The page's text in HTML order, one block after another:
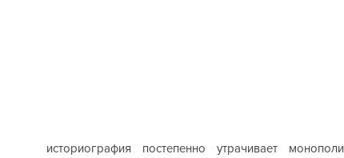
историография постепенно утрачивает